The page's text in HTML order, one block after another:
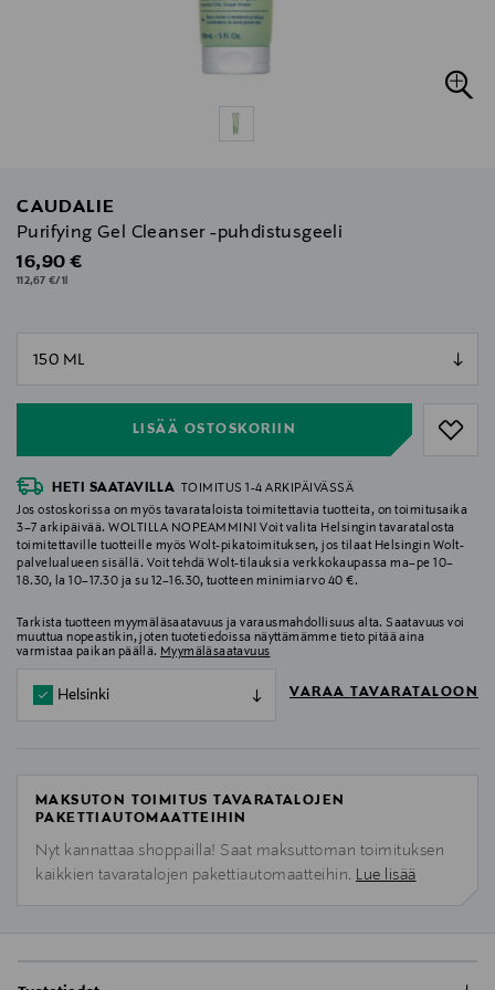
CAUDALIE
Purifying Gel Cleanser -puhdistusgeeli
Original Price
16,90 €
112,67 €/1l
LISÄÄ OSTOSKORIIN
HETI SAATAVILLA
TOIMITUS 1-4 ARKIPÄIVÄSSÄ
Jos ostoskorissa on myös tavarataloista toimitettavia tuotteita, on toimitusaika
3–7 arkipäivää. WOLTILLA NOPEAMMIN! Voit valita Helsingin tavaratalosta
toimitettaville tuotteille myös Wolt-pikatoimituksen, jos tilaat Helsingin Wolt-
palvelualueen sisällä. Voit tehdä Wolt-tilauksia verkkokaupassa ma–pe 10–
18.30, la 10–17.30 ja su 12–16.30, tuotteen minimiarvo 40 €.
Tarkista tuotteen myymäläsaatavuus ja varausmahdollisuus alta. Saatavuus voi
muuttua nopeastikin, joten tuotetiedoissa näyttämämme tieto pitää aina
varmistaa paikan päällä. Myymäläsaatavuus
Helsinki VARAA TAVARATALOON
MAKSUTON TOIMITUS TAVARATALOJEN
PAKETTIAUTOMAATTEIHIN
Nyt kannattaa shoppailla! Saat maksuttoman toimituksen
kaikkien tavaratalojen pakettiautomaatteihin. Lue lisää